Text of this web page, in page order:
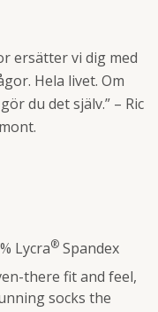
ersätter vi dig med
Hela livet. Om
du det själv.” – Ric
Lycra® Spandex
there fit and feel,
socks the